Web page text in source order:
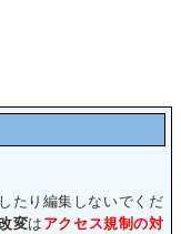
たり編集しないでくだ
変は アクセス規制の対